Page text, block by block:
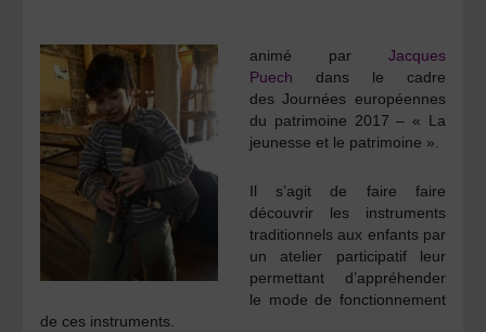
animé par Jacques
Puech dans le cadre
desJournées européennes
du patrimoine 2017 – « La
jeunesse et le patrimoine »
Il s’agit de faire faire
découvrir les instruments
traditionnels aux enfants par
un atelier participatif leur
permettant d’appréhender
le mode de fonctionnement
de ces instruments.